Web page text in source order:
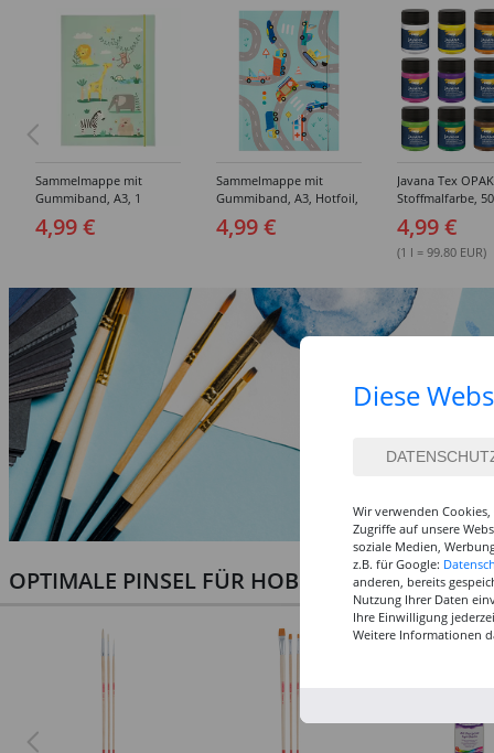
Sammelmappe mit
Gummiband, A3, 1
Mappe, HOTFOIL HAPPY
SAFARI / Tiere
4,99 €
Sammelmappe mit
Gummiband, A3, Hotfoil,
Farhrzeuge
4,99 €
Javana Tex OPAK
Stoffmalfarbe,
Verschiedene
4,99 €
(1 l = 99.80 EUR)
OPTIMALE PINSEL FÜR HOBBY & KUNST
Diese
Wir verwenden
Zugriffe auf unsere
soziale Medien,
z.B. für Google:
anderen, bereits
Nutzung Ihrer Daten
Ihre Einwilligung
Weitere Informationen